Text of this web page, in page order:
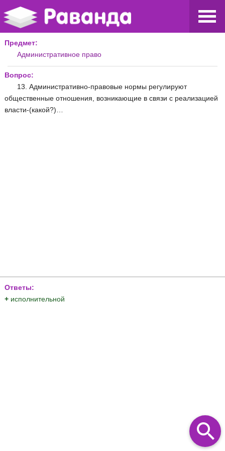
Предмет:
Административное право
Вопрос:
13. Административно-правовые нормы регулируют
общественные отношения, возникающие в связи с реализацией
власти-(какой?)…
Ответы:
+ исполнительной